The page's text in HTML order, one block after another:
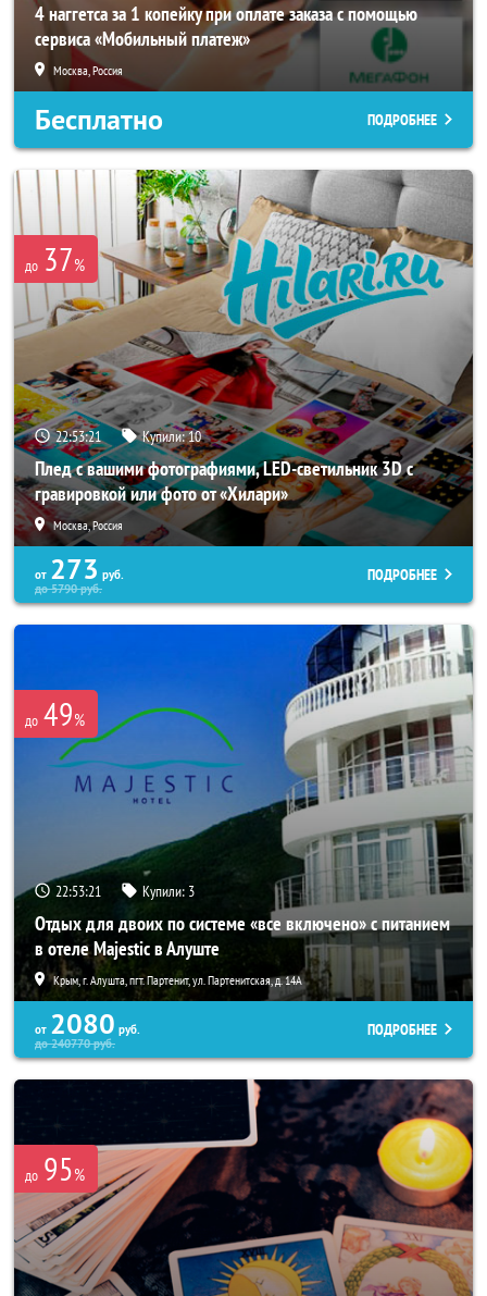
4 наггетса за 1 копейку при оплате заказа с помощью
сервиса «Мобильный платеж»
Москва, Россия
Бесплатно ПОДРОБНЕЕ
до 37%
22:53:17 Купили:10
Плед с вашими фотографиями, LED-светильник 3D с
гравировкой или фото от «Хилари»
Москва, Россия
от 273 руб.
до5790руб.
ПОДРОБНЕЕ
до 49%
22:53:17 Купили: 3
Отдых для двоих по системе «все включено» с питанием
в отеле Majestic в Алуште
Крым, г. Алушта, пгт. Партенит, ул. Партенитская, д. 14А
от 2080 руб.
до240770руб.
ПОДРОБНЕЕ
до 95%